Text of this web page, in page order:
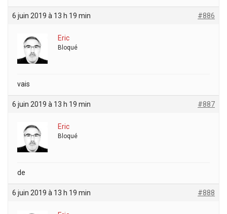
6 juin 2019 à 13 h 19 min #886
Eric
Bloqué
vais
6 juin 2019 à 13 h 19 min #887
Eric
Bloqué
de
6 juin 2019 à 13 h 19 min #888